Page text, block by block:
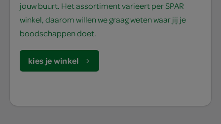
jouw buurt. Het assortiment varieert per SPAR
winkel, daarom willen we graag weten waar jij je
boodschappen doet.
kies je winkel